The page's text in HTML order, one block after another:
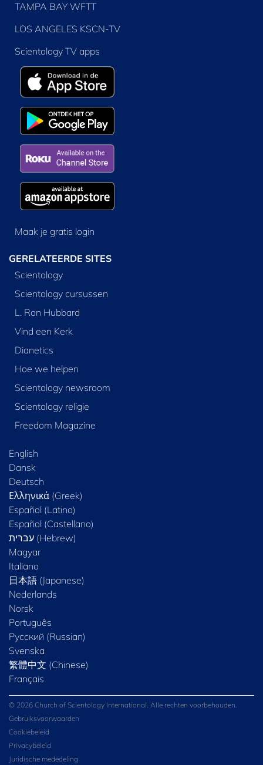
TAMPA BAY WFTT
LOS ANGELES KSCN-TV
Scientology TV apps
Maak je gratis login
GERELATEERDE SITES
Scientology
Scientology cursussen
L. Ron Hubbard
Vind een Kerk
Dianetics
Hoe we helpen
Scientology newsroom
Scientology religie
Freedom Magazine
English
Dansk
Deutsch
Ελληνικά (Greek)
Español (Latino)
Español (Castellano)
Magyar
Italiano
日本語 (Japanese)
Nederlands
Norsk
Português
Русский (Russian)
Svenska
繁體中文 (Chinese)
Français
© 2026 Church of Scientology International. Alle rechten voorbehouden.
Gebruiksvoorwaarden
Cookiebeleid
Privacybeleid
Juridische mededeling